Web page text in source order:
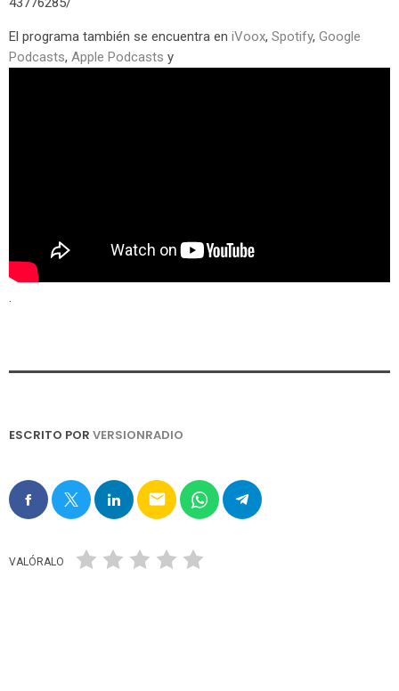
El programa también se encuentra en iVoox, Spotify, Google
Podcasts, Apple Podcasts y
.
ESCRITO POR VERSIONRADIO
email
VALÓRALO